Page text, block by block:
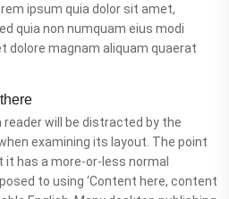
ipsum quia dolor sit amet,
quia non numquam eius modi
dolore magnam aliquam quaerat
will be distracted by the
examining its layout. The point
has a more-or-less normal
to using ‘Content here, content